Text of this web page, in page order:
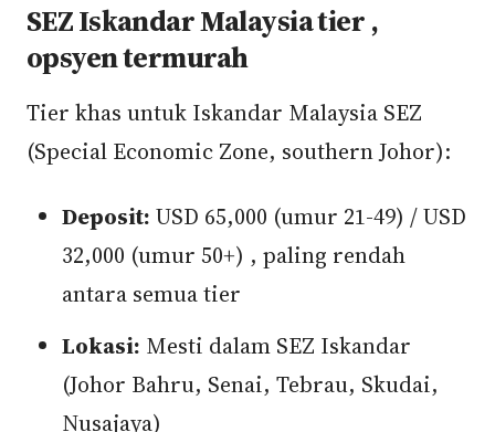
SEZ Iskandar Malaysia tier ,
opsyen termurah
Tier khas untuk Iskandar Malaysia SEZ
(Special Economic Zone, southern Johor):
Deposit: USD 65,000 (umur 21-49) / USD
32,000 (umur 50+) , paling rendah
antara semua tier
Lokasi: Mesti dalam SEZ Iskandar
(Johor Bahru, Senai, Tebrau, Skudai,
Nusajaya)